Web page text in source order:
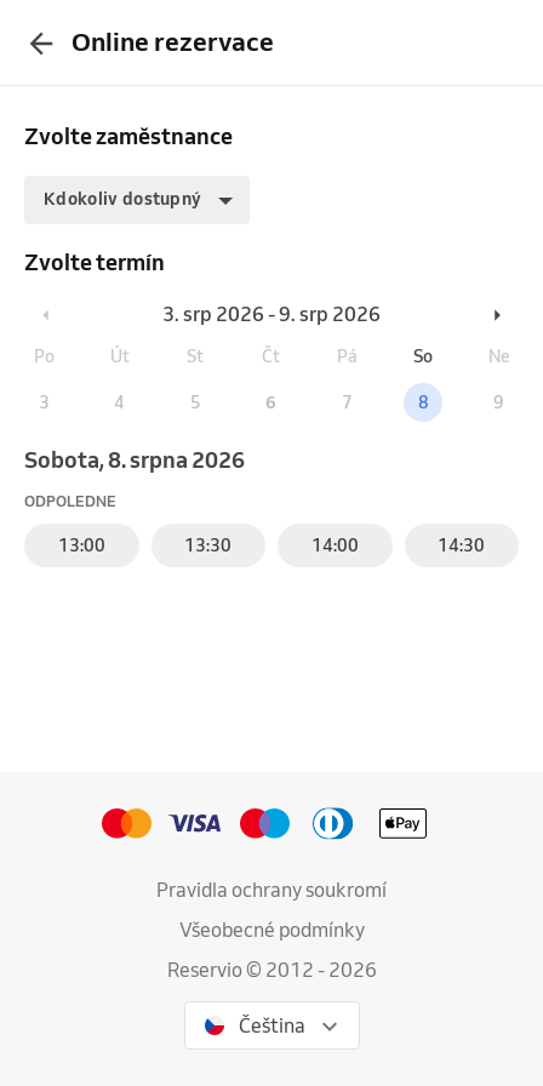
Online rezervace
Zvolte zaměstnance
Kdokoliv dostupný
Zvolte termín
3. srp 2026 - 9. srp 2026
Po Út St Čt Pá So Ne
3 4 5 6 7 8 9
sobota, 8. srpna 2026
ODPOLEDNE
13:00 13:30 14:00 14:30
Pravidla ochrany soukromí
Všeobecné podmínky
Reservio © 2012 - 2026
Čeština